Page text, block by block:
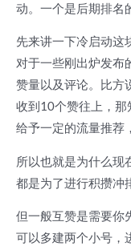
动。一个是后期排名
先来讲一下冷启动这
对于一些刚出炉发布
赞量以及评论。比方
收到10个赞往上，那
给予一定的流量推荐
所以也就是为什么现
都是为了进行积攒冲
但一般互赞是需要你
可以多建两个小号，